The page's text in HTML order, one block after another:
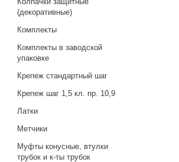
(декоративные)
Комплекты
Комплекты в заводской
упаковке
Крепеж стандартный шаг
Крепеж шаг 1,5 кл. пр. 10,9
Латки
Метчики
Муфты конусные, втулки
трубок и к-ты трубок